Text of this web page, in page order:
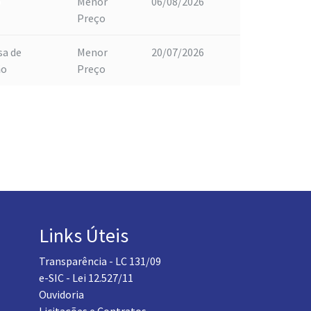
Preço
de
Menor
Preço
20/07/2026
Links Úteis
Transparência - LC 131/09
e-SIC - Lei 12.527/11
Ouvidoria